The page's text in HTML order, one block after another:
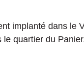
implanté dans le
quartier du